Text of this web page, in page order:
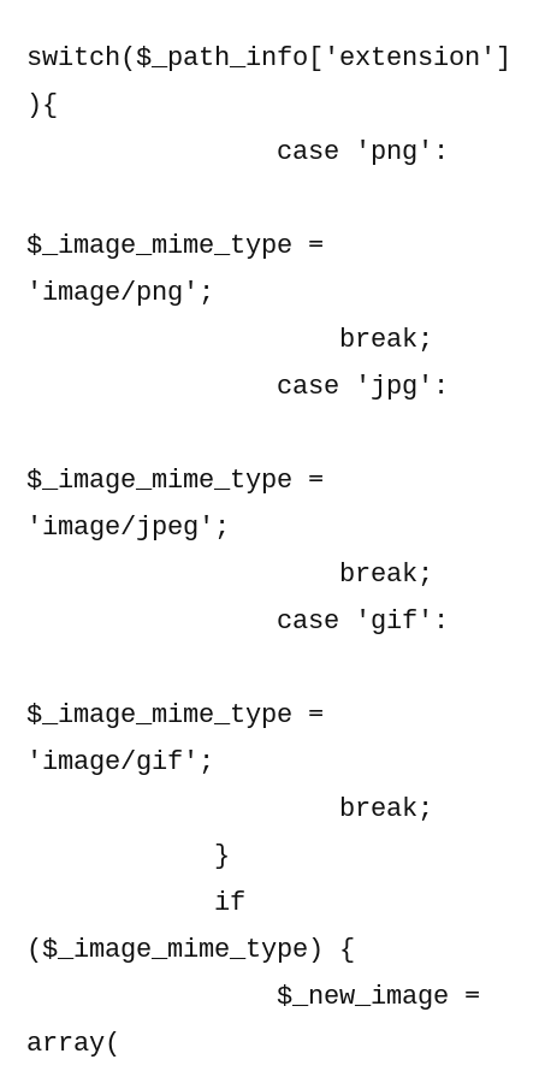
switch($_path_info['extension']
){
$_image_mime_type =
'image/png';
$_image_mime_type =
'image/jpeg';
$_image_mime_type =
'image/gif';
($_image_mime_type) {
array(